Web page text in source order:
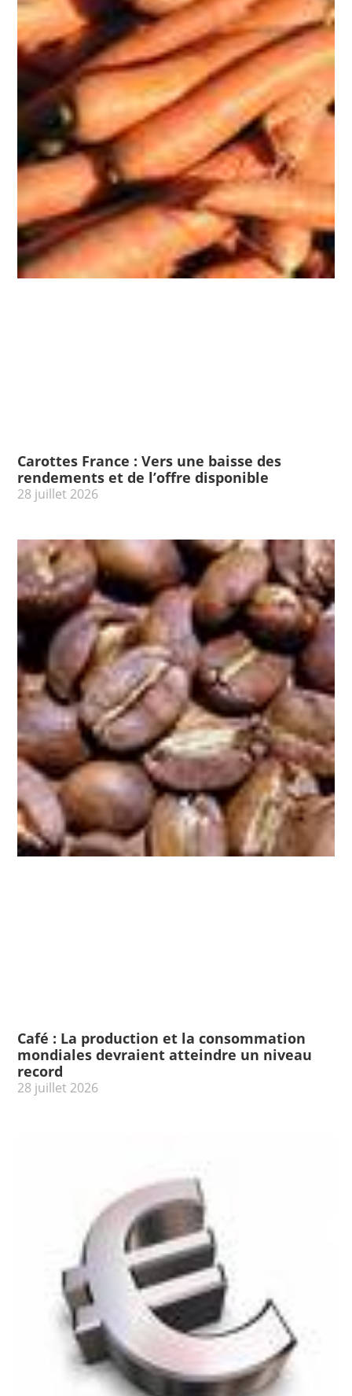
Carottes France : Vers une baisse des
rendements et de l’offre disponible
28 juillet 2026
Café : La production et la consommation
mondiales devraient atteindre un niveau
record
28 juillet 2026